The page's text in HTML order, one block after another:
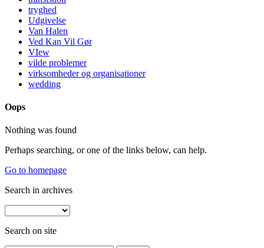
tryghed
Udgivelse
Van Halen
Ved Kan Vil Gør
VIew
vilde problemer
virksomheder og organisationer
wedding
Oops
Nothing was found
Perhaps searching, or one of the links below, can help.
Go to homepage
Search in archives
Search on site